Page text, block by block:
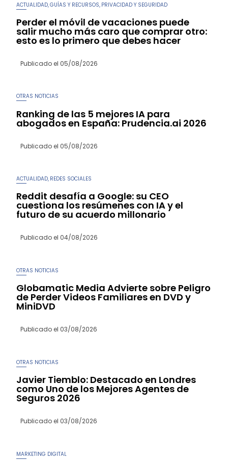
ACTUALIDAD ,GUÍAS Y RECURSOS PRIVACIDAD Y SEGURIDAD
Perder el móvil de vacaciones puede
salir mucho más caro que comprar otro:
esto es lo primero que debes hacer
Publicado el 05/08/2026
OTRAS NOTICIAS
Ranking de las 5 mejores IA para
abogados en España: Prudencia.ai 2026
Publicado el 05/08/2026
ACTUALIDAD REDES SOCIALES
Reddit desafía a Google: su CEO
cuestiona los resúmenes con IA y el
futuro de su acuerdo millonario
Publicado el 04/08/2026
OTRAS NOTICIAS
Globamatic Media Advierte sobre Peligro
de Perder Videos Familiares en DVD y
MiniDVD
Publicado el 03/08/2026
OTRAS NOTICIAS
Javier Tiemblo: Destacado en Londres
como Uno de los Mejores Agentes de
Seguros 2026
Publicado el 03/08/2026
MARKETING DIGITAL